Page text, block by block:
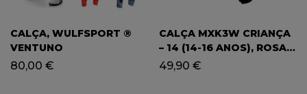
CALÇA, WULFSPORT ®
VENTUNO
80,00 €
CALÇA MXK3W CRIANÇA
– 14 (14-16 ANOS), ROSA –
TOX
49,90 €